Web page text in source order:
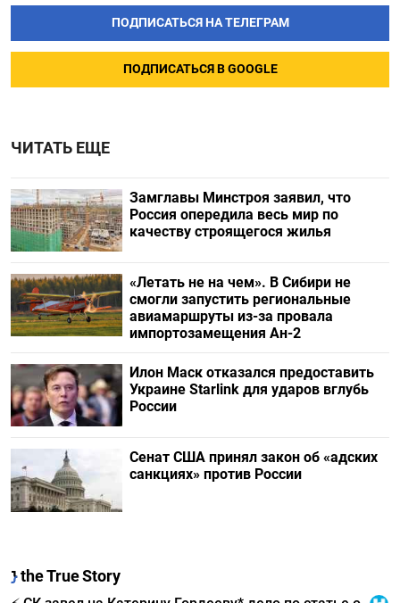
ПОДПИСАТЬСЯ НА ТЕЛЕГРАМ
ПОДПИСАТЬСЯ В GOOGLE
ЧИТАТЬ ЕЩЕ
Замглавы Минстроя заявил, что
Россия опередила весь мир по
качеству строящегося жилья
«Летать не на чем». В Сибири не
смогли запустить региональные
авиамаршруты из-за провала
импортозамещения Ан-2
Илон Маск отказался предоставить
Украине Starlink для ударов вглубь
России
Сенат США принял закон об «адских
санкциях» против России